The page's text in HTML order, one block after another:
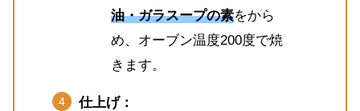
油・ガラスープの素をから
め、オーブン温度200度で焼
きます。
仕上げ：